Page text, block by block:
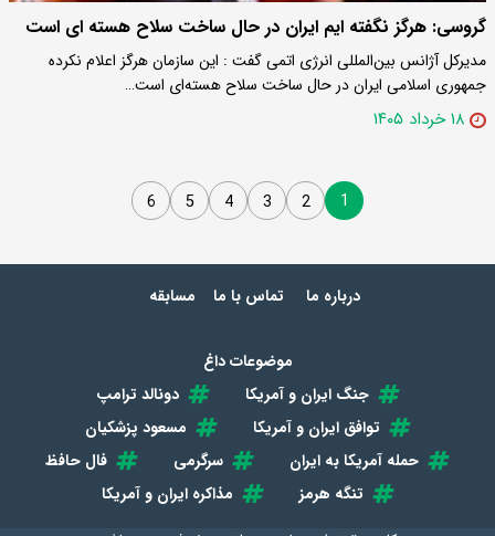
گروسی: هرگز نگفته ایم ایران در حال ساخت سلاح هسته ای است
مدیرکل آژانس بین‌المللی انرژی اتمی گفت : این سازمان هرگز اعلام نکرده
جمهوری اسلامی ایران در حال ساخت سلاح هسته‌ای است…
۱۸ خرداد ۱۴۰۵
1
2
3
4
5
6
درباره ما تماس با ما مسابقه
موضوعات داغ
جنگ ایران و آمریکا
دونالد ترامپ
توافق ایران و آمریکا
مسعود پزشکیان
حمله آمریکا به ایران
سرگرمی
فال حافظ
تنگه هرمز
مذاکره ایران و آمریکا